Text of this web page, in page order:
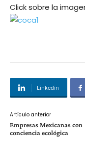
Click sobre la
Linkedin
Artículo anterior
Empresas Mexicanas con
conciencia ecológica